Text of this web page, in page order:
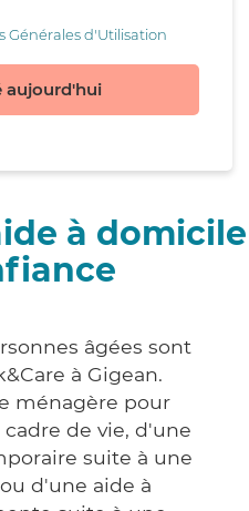
Générales d'Utilisation
aujourd'hui
à domicile
âgées sont
à Gigean.
ménagère pour
de vie, d'une
suite à une
d'une aide à